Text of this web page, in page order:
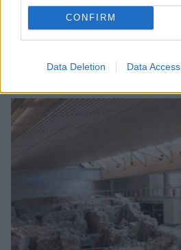
CONFIRM
Data Deletion Data Access
ΔΕΙΤΕ ΟΛΕΣ ΤΙΣ ΕΙΔΗΣΕΙΣ
ΤΑ ΠΙΟ ΔΗΜΟΦΙΛΗ